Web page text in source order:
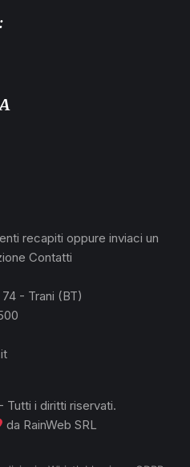
recapiti oppure inviaci un
Contatti
- Trani (BT)
Tutti i diritti riservati.
da RainWeb SRL